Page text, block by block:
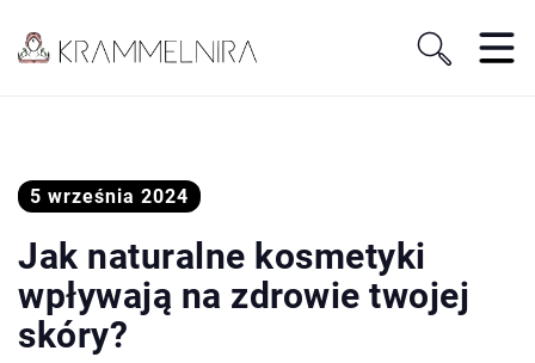
5 września 2024
Jak naturalne kosmetyki
wpływają na zdrowie twojej
skóry?